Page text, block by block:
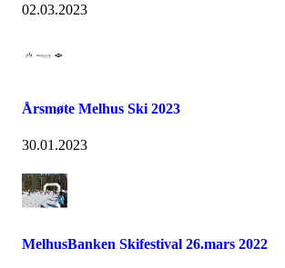
02.03.2023
Årsmøte Melhus Ski 2023
30.01.2023
MelhusBanken Skifestival 26.mars 2022